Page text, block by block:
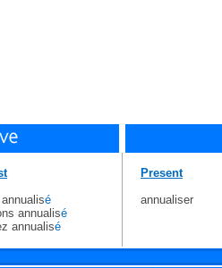
é
annualisé
annualisé
Present
annualiser